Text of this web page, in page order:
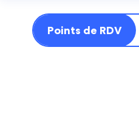
Points de RDV